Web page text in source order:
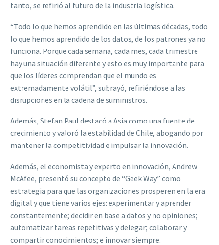
tanto, se refirió al futuro de la industria logística.
“Todo lo que hemos aprendido en las últimas décadas, todo
lo que hemos aprendido de los datos, de los patrones ya no
funciona. Porque cada semana, cada mes, cada trimestre
hay una situación diferente y esto es muy importante para
que los líderes comprendan que el mundo es
extremadamente volátil”, subrayó, refiriéndose a las
disrupciones en la cadena de suministros.
Además, Stefan Paul destacó a Asia como una fuente de
crecimiento y valoró la estabilidad de Chile, abogando por
mantener la competitividad e impulsar la innovación.
Además, el economista y experto en innovación, Andrew
McAfee, presentó su concepto de “Geek Way” como
estrategia para que las organizaciones prosperen en la era
digital y que tiene varios ejes: experimentar y aprender
constantemente; decidir en base a datos y no opiniones;
automatizar tareas repetitivas y delegar; colaborar y
compartir conocimientos; e innovar siempre.